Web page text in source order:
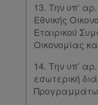
13. Την υπ’
Εθνικής
Εταιρικού
Οικονομίας
14. Την υπ’
εσωτερική